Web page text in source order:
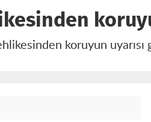
koruyun uyarısı